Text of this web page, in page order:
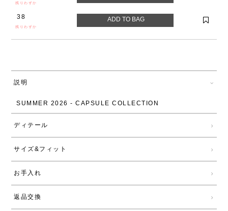
残りわずか
38
残りわずか
説明
SUMMER 2026 - CAPSULE COLLECTION
ディテール
サイズ&フィット
お手入れ
返品交換